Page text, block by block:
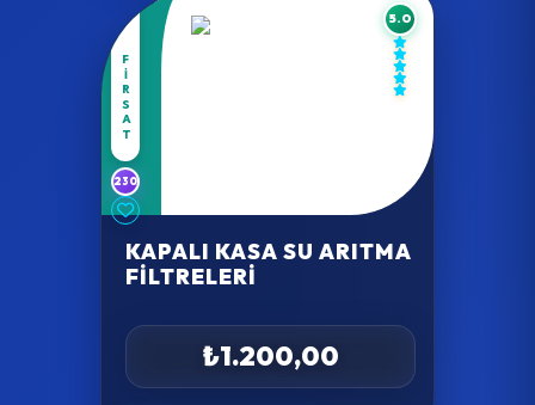
FIRSAT
230
5.0
KAPALI KASA SU ARITMA
FILTRELERI
₺1.200,00